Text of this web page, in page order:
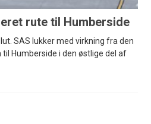
rute til Humberside
SAS lukker med virkning fra den
Humberside i den østlige del af